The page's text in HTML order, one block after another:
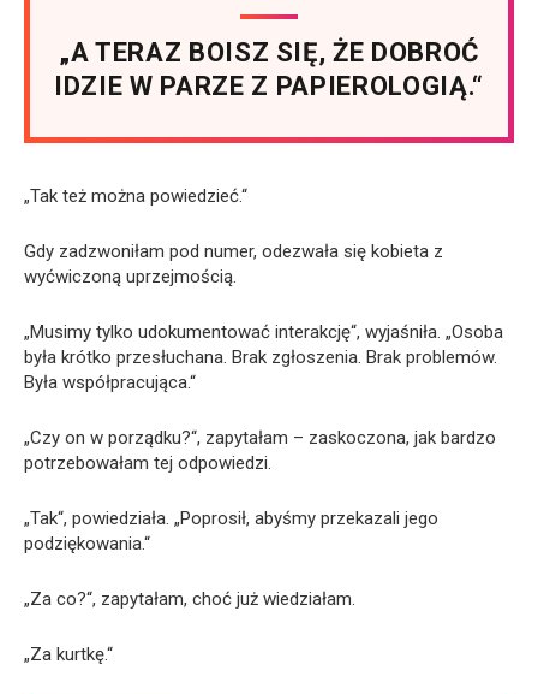
„A TERAZ BOISZ SIĘ, ŻE DOBROĆ
IDZIE W PARZE Z PAPIEROLOGIĄ.“
„Tak też można powiedzieć.“
Gdy zadzwoniłam pod numer, odezwała się kobieta z
wyćwiczoną uprzejmością.
„Musimy tylko udokumentować interakcję“, wyjaśniła. „Osoba
była krótko przesłuchana. Brak zgłoszenia. Brak problemów.
Była współpracująca.“
„Czy on w porządku?“, zapytałam – zaskoczona, jak bardzo
potrzebowałam tej odpowiedzi.
„Tak“, powiedziała. „Poprosił, abyśmy przekazali jego
podziękowania.“
„Za co?“, zapytałam, choć już wiedziałam.
„Za kurtkę.“